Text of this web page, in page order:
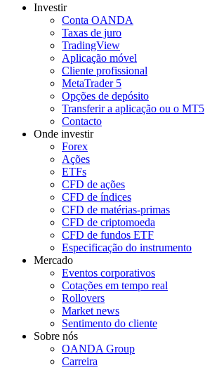
Investir
Conta OANDA
Taxas de juro
TradingView
Aplicação móvel
Cliente profissional
MetaTrader 5
Opções de depósito
Transferir a aplicação ou o MT5
Contacto
Onde investir
Forex
Ações
ETFs
CFD de ações
CFD de índices
CFD de matérias-primas
CFD de criptomoeda
CFD de fundos ETF
Especificação do instrumento
Mercado
Eventos corporativos
Cotações em tempo real
Rollovers
Market news
Sentimento do cliente
Sobre nós
OANDA Group
Carreira